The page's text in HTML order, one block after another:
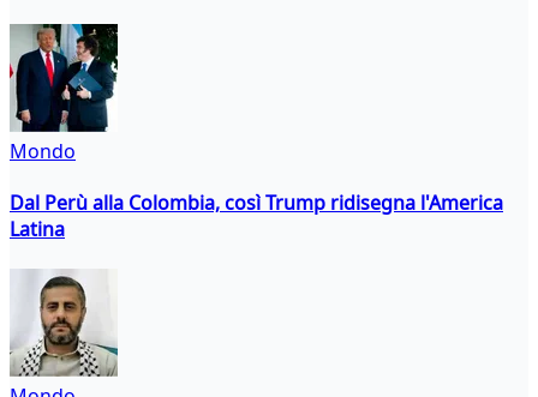
Mondo
Dal Perù alla Colombia, così Trump ridisegna l'America
Latina